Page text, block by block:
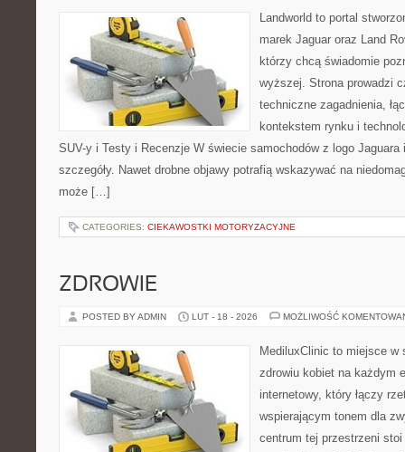
Landworld to portal
marek Jaguar oraz Land
którzy chcą świadomie
wyższej. Strona prowadzi
techniczne zagadnienia,
kontekstem rynku i
SUV-y i Testy i Recenzje W świecie samochodów z logo Jaguara
szczegóły. Nawet drobne objawy potrafią wskazywać na
może […]
CATEGORIES: CIEKAWOSTKI MOTORYZACYJNE
ZDROWIE
POSTED BY ADMIN LUT - 18 - 2026 MOŻLIWOŚĆ
MediluxClinic to miejsce
zdrowiu kobiet na każdym
internetowy, który łączy
wspierającym tonem dla
centrum tej przestrzeni